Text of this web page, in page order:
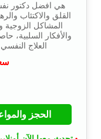
هي افضل دكتور
القلق والاكتئاب
المشاكل الزوجية
والأفكار السلبية،
العلاج النفسي
الحجز